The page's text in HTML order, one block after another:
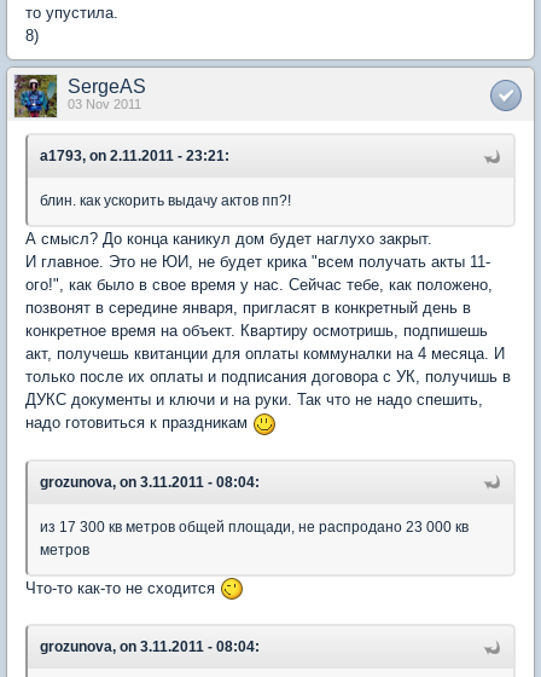
то упустила.
8)
SergeAS
03 Nov 2011
a1793, on 2.11.2011 - 23:21:
блин. как ускорить выдачу актов пп?!
А смысл? До конца каникул дом будет наглухо закрыт.
И главное. Это не ЮИ, не будет крика "всем получать акты 11-
ого!", как было в свое время у нас. Сейчас тебе, как положено,
позвонят в середине января, пригласят в конкретный день в
конкретное время на объект. Квартиру осмотришь, подпишешь
акт, получешь квитанции для оплаты коммуналки на 4 месяца. И
только после их оплаты и подписания договора с УК, получишь в
ДУКС документы и ключи и на руки. Так что не надо спешить,
надо готовиться к праздникам
grozunova, on 3.11.2011 - 08:04:
из 17 300 кв метров общей площади, не распродано 23 000 кв
метров
Что-то как-то не сходится
grozunova, on 3.11.2011 - 08:04: